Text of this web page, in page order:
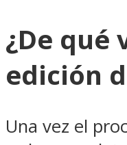
¿De qué
edición
Una vez el